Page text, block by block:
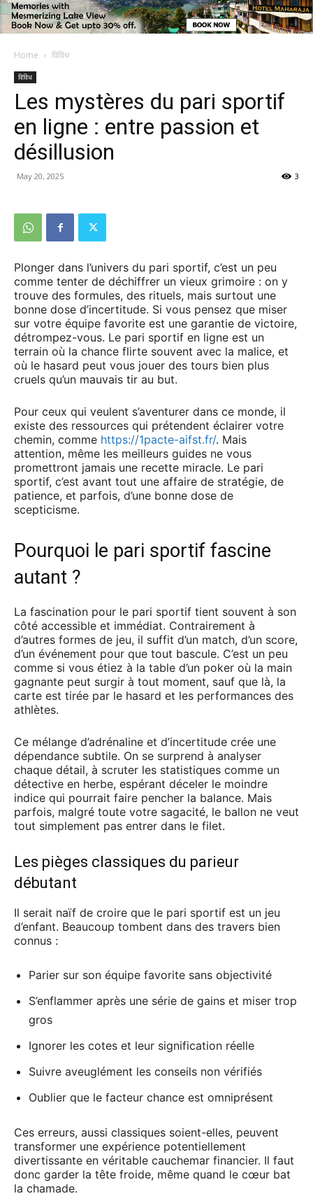
Home विविध
विविध
Les mystères du pari sportif
en ligne : entre passion et
désillusion
May 20, 2025 3
Plonger dans l’univers du pari sportif, c’est un peu
comme tenter de déchiffrer un vieux grimoire : on y
trouve des formules, des rituels, mais surtout une
bonne dose d’incertitude. Si vous pensez que miser
sur votre équipe favorite est une garantie de victoire,
détrompez-vous. Le pari sportif en ligne est un
terrain où la chance flirte souvent avec la malice, et
où le hasard peut vous jouer des tours bien plus
cruels qu’un mauvais tir au but.
Pour ceux qui veulent s’aventurer dans ce monde, il
existe des ressources qui prétendent éclairer votre
chemin, comme https://1pacte-aifst.fr/. Mais
attention, même les meilleurs guides ne vous
promettront jamais une recette miracle. Le pari
sportif, c’est avant tout une affaire de stratégie, de
patience, et parfois, d’une bonne dose de
scepticisme.
Pourquoi le pari sportif fascine
autant ?
La fascination pour le pari sportif tient souvent à son
côté accessible et immédiat. Contrairement à
d’autres formes de jeu, il suffit d’un match, d’un score,
d’un événement pour que tout bascule. C’est un peu
comme si vous étiez à la table d’un poker où la main
gagnante peut surgir à tout moment, sauf que là, la
carte est tirée par le hasard et les performances des
athlètes.
Ce mélange d’adrénaline et d’incertitude crée une
dépendance subtile. On se surprend à analyser
chaque détail, à scruter les statistiques comme un
détective en herbe, espérant déceler le moindre
indice qui pourrait faire pencher la balance. Mais
parfois, malgré toute votre sagacité, le ballon ne veut
tout simplement pas entrer dans le filet.
Les pièges classiques du parieur
débutant
Il serait naïf de croire que le pari sportif est un jeu
d’enfant. Beaucoup tombent dans des travers bien
connus :
Parier sur son équipe favorite sans objectivité
S’enflammer après une série de gains et miser trop
gros
Ignorer les cotes et leur signification réelle
Suivre aveuglément les conseils non vérifiés
Oublier que le facteur chance est omniprésent
Ces erreurs, aussi classiques soient-elles, peuvent
transformer une expérience potentiellement
divertissante en véritable cauchemar financier. Il faut
donc garder la tête froide, même quand le cœur bat
la chamade.